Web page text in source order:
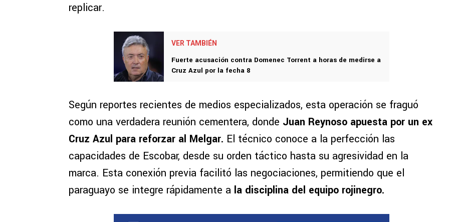
replicar.
VER TAMBIÉN
Fuerte acusación contra Domenec Torrent a horas de medirse a
Cruz Azul por la fecha 8
Según reportes recientes de medios especializados, esta operación se fraguó
como una verdadera reunión cementera, donde Juan Reynoso apuesta por un ex
Cruz Azul para reforzar al Melgar. El técnico conoce a la perfección las
capacidades de Escobar, desde su orden táctico hasta su agresividad en la
marca. Esta conexión previa facilitó las negociaciones, permitiendo que el
paraguayo se integre rápidamente a la disciplina del equipo rojinegro.